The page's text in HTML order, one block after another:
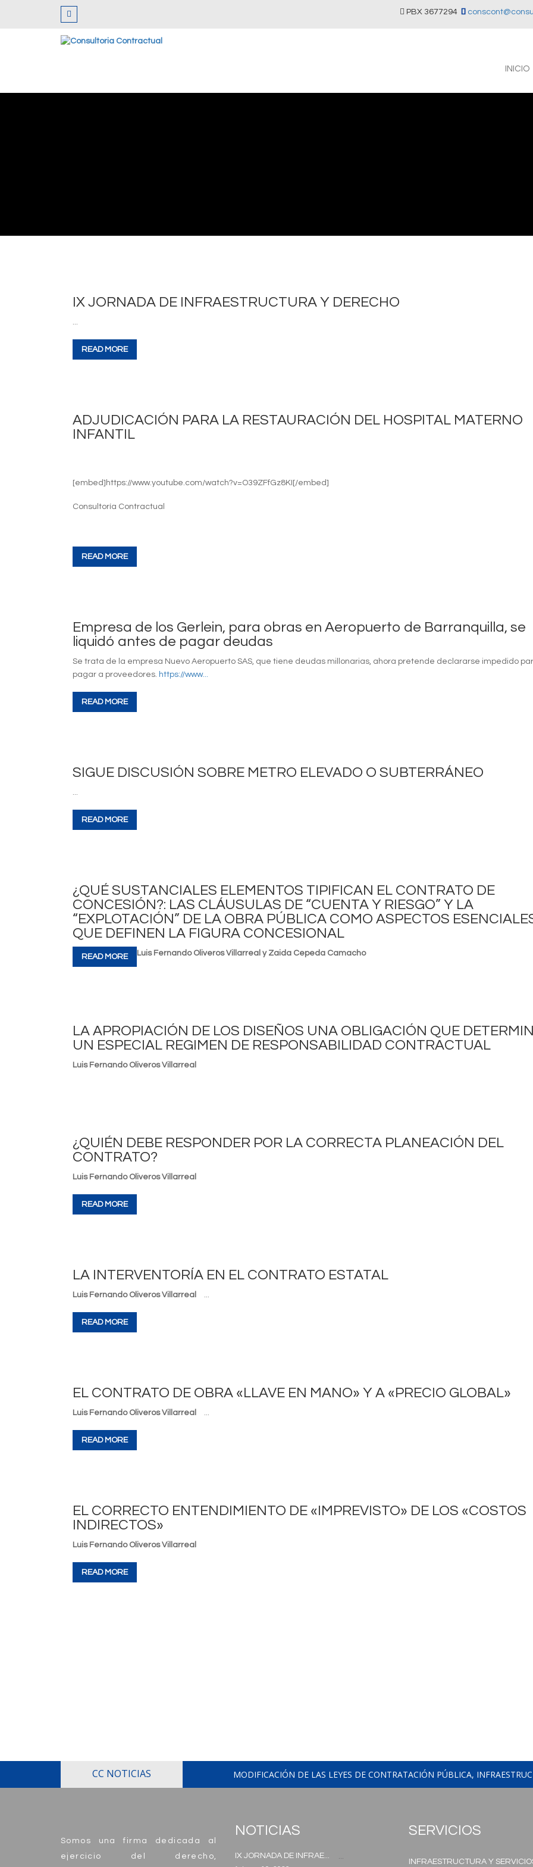
PBX 3677294
INICIO
IX JORNADA DE INFRAESTRUCTURA Y DERECHO
...
READ MORE
ADJUDICACIÓN PARA LA RESTAURACIÓN DEL HOSPITAL MATERNO
INFANTIL
[embed]https://www.youtube.com/watch?v=O39ZFfGz8KI[/embed]
Consultoría Contractual
READ MORE
Empresa de los Gerlein, para obras en Aeropuerto de Barranquilla, se
liquidó antes de pagar deudas
Se trata de la empresa Nuevo Aeropuerto SAS, que tiene deudas millonarias, ahora pretende declararse impedido
pagar a proveedores. https://www...
READ MORE
SIGUE DISCUSIÓN SOBRE METRO ELEVADO O SUBTERRÁNEO
...
READ MORE
¿QUÉ SUSTANCIALES ELEMENTOS TIPIFICAN EL CONTRATO DE
CONCESIÓN?: LAS CLÁUSULAS DE “CUENTA Y RIESGO” Y LA
“EXPLOTACIÓN” DE LA OBRA PÚBLICA COMO ASPECTOS
QUE DEFINEN LA FIGURA CONCESIONAL
Luis Fernando Oliveros Villarreal y Zaida Cepeda Camacho
READ MORE
LA APROPIACIÓN DE LOS DISEÑOS UNA OBLIGACIÓN QUE
UN ESPECIAL REGIMEN DE RESPONSABILIDAD CONTRACTUAL
Luis Fernando Oliveros Villarreal
¿QUIÉN DEBE RESPONDER POR LA CORRECTA PLANEACIÓN DEL
CONTRATO?
Luis Fernando Oliveros Villarreal
READ MORE
LA INTERVENTORÍA EN EL CONTRATO ESTATAL
Luis Fernando Oliveros Villarreal ...
READ MORE
EL CONTRATO DE OBRA «LLAVE EN MANO» Y A «PRECIO GLOBAL»
Luis Fernando Oliveros Villarreal ...
READ MORE
EL CORRECTO ENTENDIMIENTO DE «IMPREVISTO» DE LOS «COSTOS
INDIRECTOS»
Luis Fernando Oliveros Villarreal
READ MORE
CC NOTICIAS MODIFICACIÓN DE LAS LEYES DE CONTRATACIÓN PÚBLICA,
Somos una firma dedicada al
ejercicio del derecho,
NOTICIAS
IX JORNADA DE INFRAE... ...
SERVICIOS
INFRAESTRUCTURA Y